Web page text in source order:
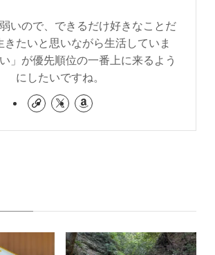
いので、できるだけ好きなことだ
きたいと思いながら生活していま
」が優先順位の一番上に来るよう
にしたいですね。